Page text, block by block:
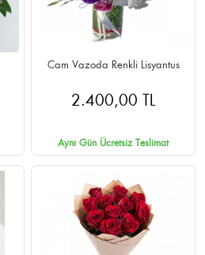
Cam Vazoda Renkli Lisyantus
2.400,00 TL
Aynı Gün Ücretsiz Teslimat